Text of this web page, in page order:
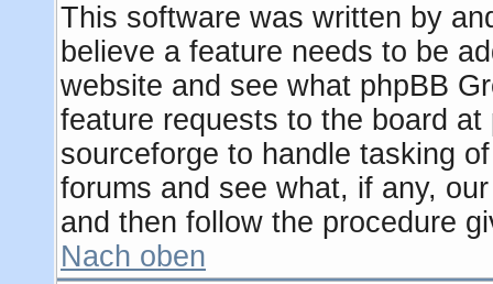
This software was written by
believe a feature needs to be
website and see what phpBB
feature requests to the board
sourceforge to handle tasking
forums and see what, if any,
and then follow the procedure
Nach oben